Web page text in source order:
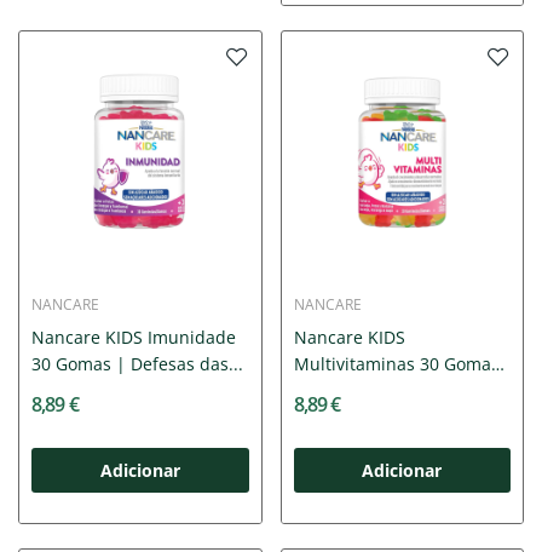
NANCARE
Nancare KIDS Imunidade
30 Gomas | Defesas das...
8,89 €
Adicionar
NANCARE
Nancare KIDS
Multivitaminas 30 Gomas
8,89 €
Adicionar